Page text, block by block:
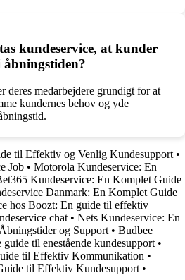
kundeservice, at kunder
deres medarbejdere grundigt for at
kundernes behov og yde
til Effektiv og Venlig Kundesupport•
Job • Motorola Kundeservice: En
Kundeservice: En Komplet Guide
Danmark: En Komplet Guide
hos Boozt: En guide til effektiv
chat• Nets Kundeservice: En
og Support• Budbee
til enestående kundesupport•
til Effektiv Kommunikation •
til Effektiv Kundesupport•